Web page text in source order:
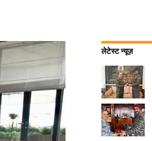
लेटेस्ट न्यूज़